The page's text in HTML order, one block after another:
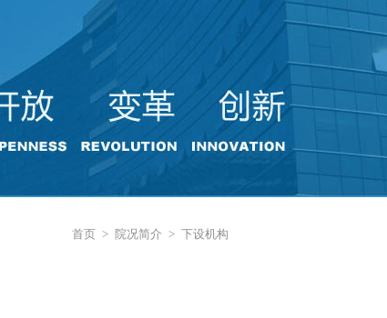
首页 > 院况简介 > 下设机构